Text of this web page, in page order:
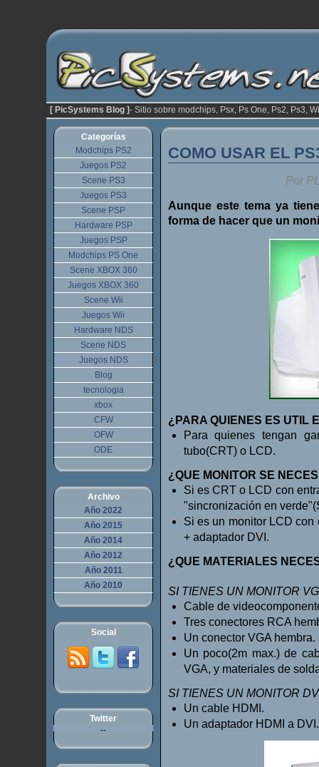
[ PicSystems Blog ]- Sitio sobre modchips, Psx, Ps One, Ps2, Ps3,
COMO USAR EL
Por
Aunque este tema ya
forma de hacer que un
¿PARA QUIENES ES UTIL
Para quienes tengan
tubo(CRT) o LCD.
¿QUE MONITOR SE
Si es CRT o LCD con
"sincronización en
Si es un monitor LCD
+ adaptador DVI.
¿QUE MATERIALES
SI TIENES UN MONITOR
Cable de
Tres conectores RCA
Un conector VGA hembra.
Un poco(2m max.) de
VGA, y materiales de
SI TIENES UN MONITOR
Un cable HDMI.
Un adaptador HDMI a DVI.
Categorías
Modchips PS2
Juegos PS2
Scene PS3
Juegos PS3
Scene PSP
Hardware PSP
Juegos PSP
Modchips PS One
Scene XBOX 360
Juegos XBOX 360
Scene Wii
Juegos Wii
Hardware NDS
Scene NDS
Juegos NDS
Blog
tecnologia
xbox
CFW
OFW
ODE
Archivo
Año 2022
Año 2015
Año 2014
Año 2012
Año 2011
Año 2010
Social
Twitter
--